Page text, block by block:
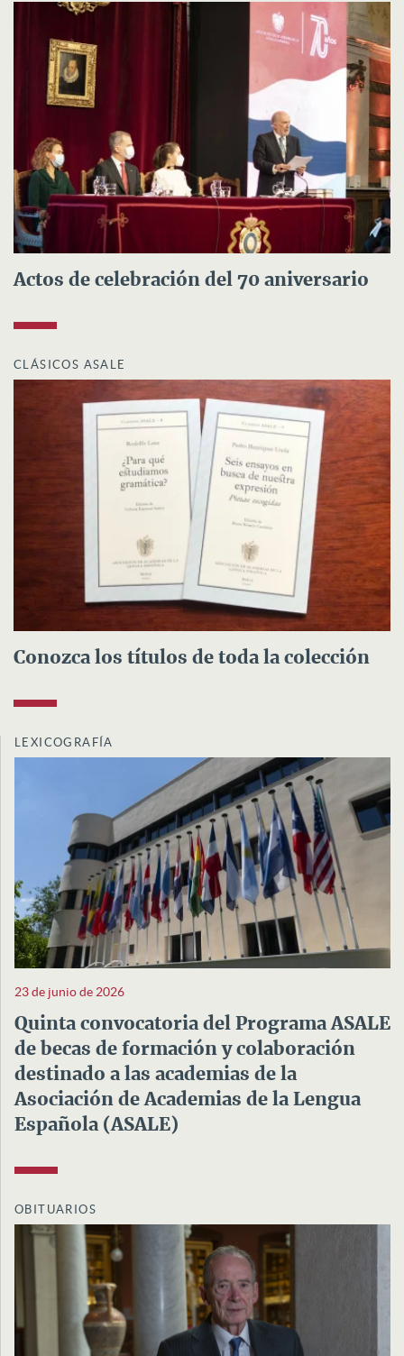
Actos de celebración del 70 aniversario
CLÁSICOS ASALE
Conozca los títulos de toda la colección
LEXICOGRAFÍA
23 de junio de 2026
Quinta convocatoria del Programa ASALE
de becas de formación y colaboración
destinado a las academias de la
Asociación de Academias de la Lengua
Española (ASALE)
OBITUARIOS